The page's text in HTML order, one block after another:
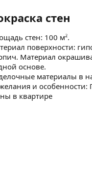
стен
стен: 100 м².
поверхности:
Материал
основе.
материалы в
и особенности:
в квартире